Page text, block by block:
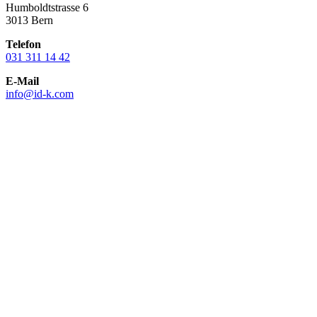
Humboldtstrasse 6
3013 Bern
Telefon
031 311 14 42
E-Mail
info@id-k.com